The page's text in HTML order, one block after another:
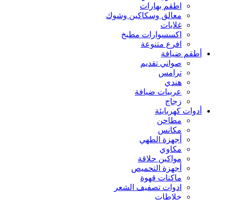
اطقم بهارات
معالق وسكاكين وشوك
غلايات
اكسسوارات مطبخ
افرع متنوعة
أطقم ضيافة
صواني تقديم
ترامس
هندي
عربيات ضيافة
زجاج
أدوات كهربايئة
مطاحن
مكانس
أجهزة الطهي
مكاوي
مواكين حلاقة
أجهزة التحميص
ماكنات قهوة
ادوات تصفيف الشعر
خلاطات